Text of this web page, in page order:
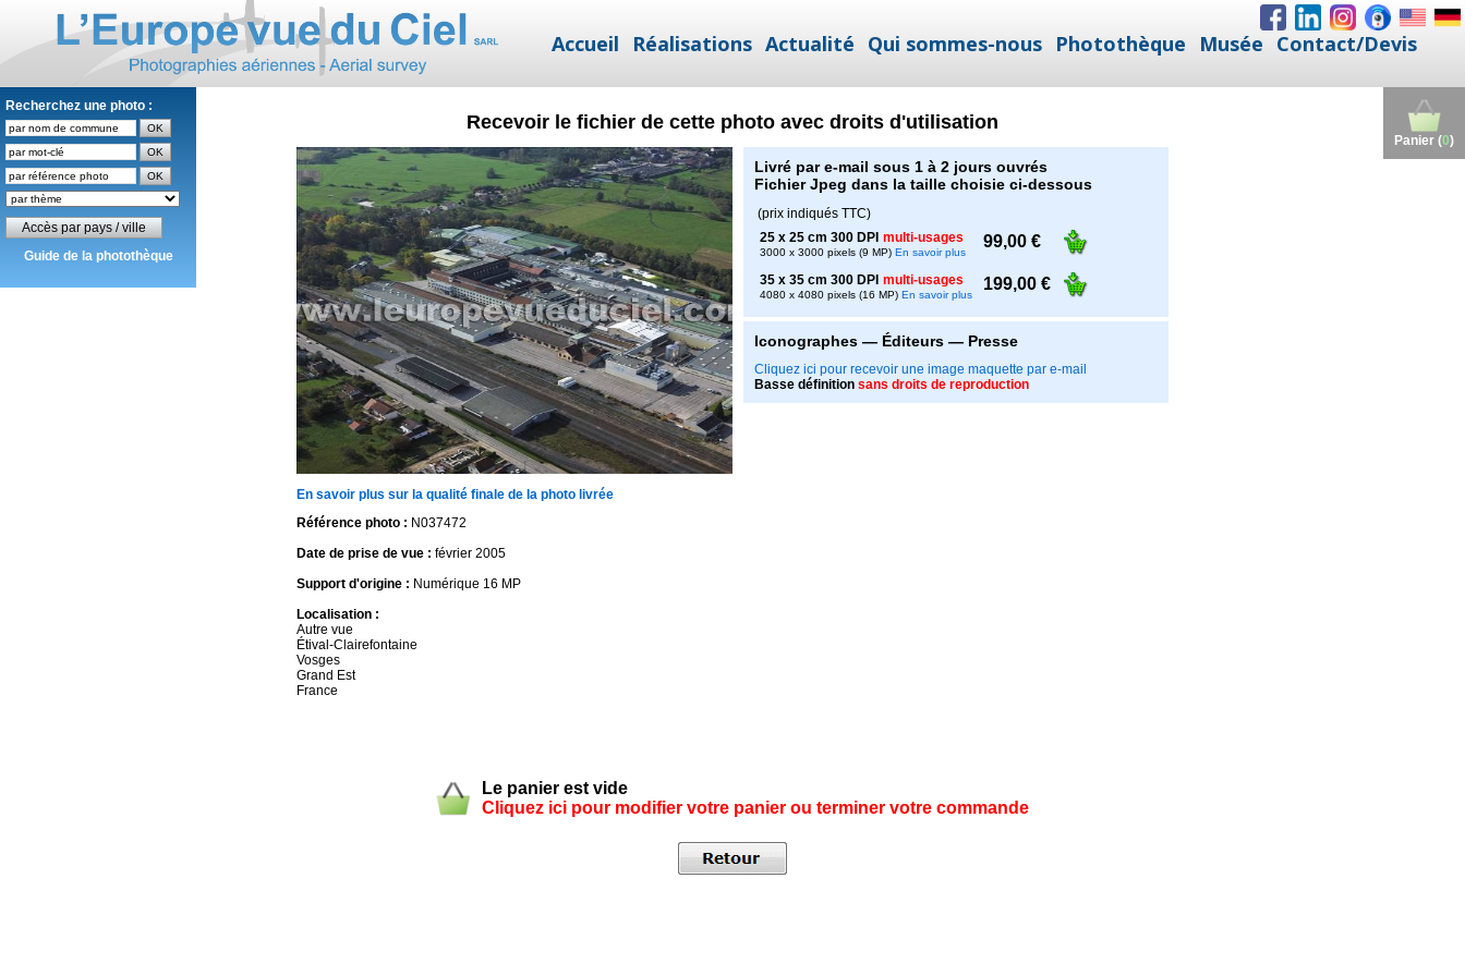
Accueil Réalisations Actualité Qui sommes-nous Photothèque Musée Contact/Devis